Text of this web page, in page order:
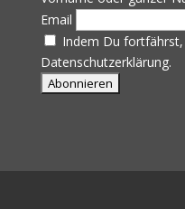
Email
Indem Du
Datenschutzerklärung.